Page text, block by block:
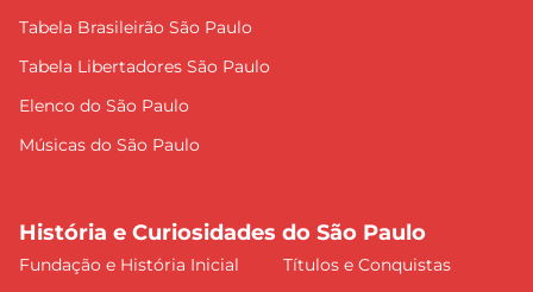
Tabela Brasileirão São Paulo
Tabela Libertadores São Paulo
Elenco do São Paulo
Músicas do São Paulo
História e Curiosidades do São Paulo
Fundação e História Inicial
Títulos e Conquistas